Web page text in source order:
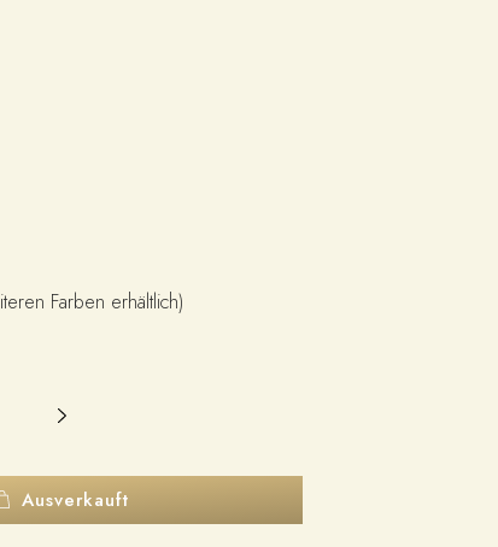
Farben erhältlich)
Ausverkauft